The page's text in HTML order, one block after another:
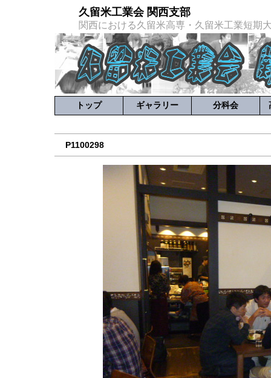
久留米工業会 関西支部
関西における久留米高専・久留米工業短期
トップ ギャラリー 分科会
P1100298